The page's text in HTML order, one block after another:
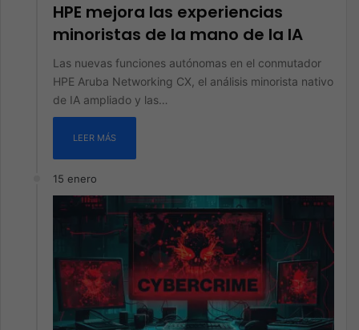
HPE mejora las experiencias
minoristas de la mano de la IA
Las nuevas funciones autónomas en el conmutador
HPE Aruba Networking CX, el análisis minorista nativo
de IA ampliado y las…
LEER MÁS
15 enero